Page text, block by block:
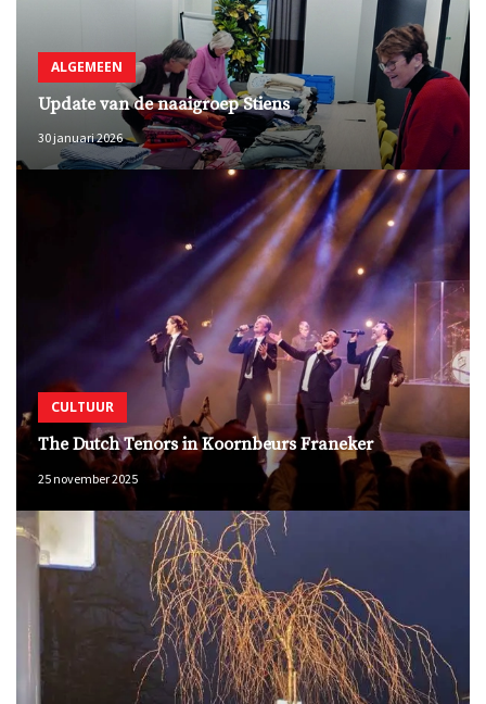
ALGEMEEN
Update van de naaigroep Stiens
30 januari 2026
CULTUUR
The Dutch Tenors in Koornbeurs Franeker
25 november 2025